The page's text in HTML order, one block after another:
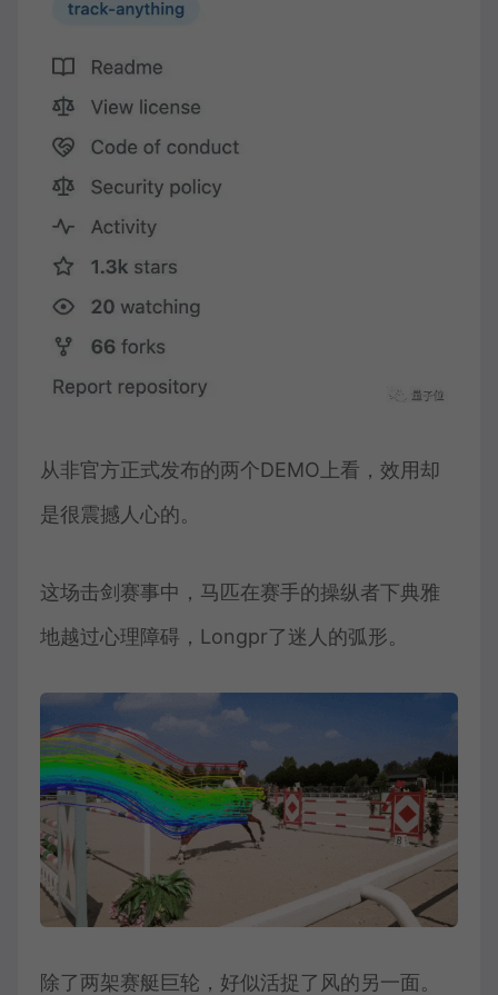
从非官方正式发布的两个DEMO上看，效用却
是很震撼人心的。
这场击剑赛事中，马匹在赛手的操纵者下典雅
地越过心理障碍，Longpr了迷人的弧形。
除了两架赛艇巨轮，好似活捉了风的另一面。